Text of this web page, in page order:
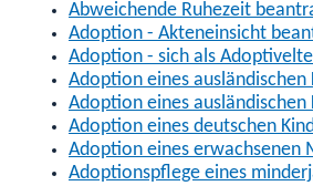
Abweichende Ruhezeit
Adoption - Akteneinsicht
Adoption - sich als
Adoption eines
Adoption eines
Adoption eines deutschen
Adoption eines erwachsenen
Adoptionspflege eines